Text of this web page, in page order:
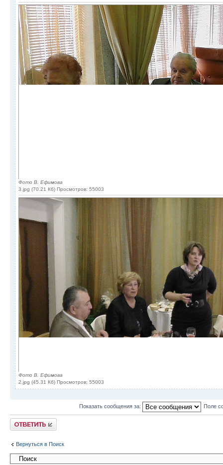
Фото В. Ефимова
3.jpg (70.21 Кб) Просмотров: 55003
Фото В. Ефимова
2.jpg (45.31 Кб) Просмотров: 55003
Показать сообщения за: Поле
Ответить
Вернуться в Поиск